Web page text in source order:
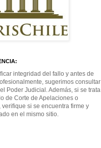
integridad del fallo y antes de
sugerimos consultar
Poder Judicial. Además, si se trata
de Corte de Apelaciones o
verifique si se encuentra firme y
en el mismo sitio.